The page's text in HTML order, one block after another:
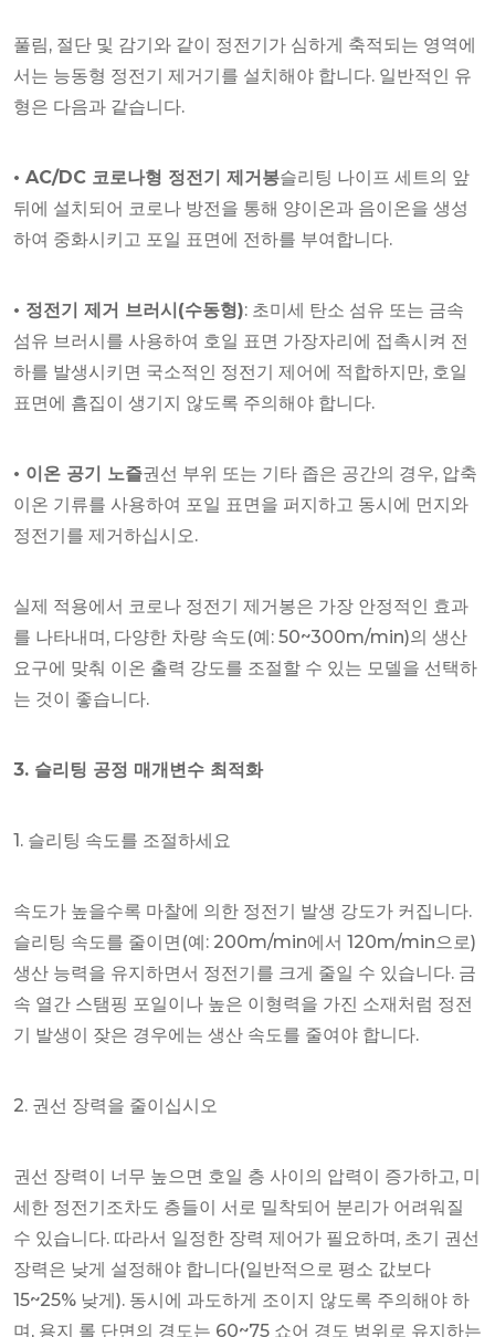
풀림, 절단 및 감기와 같이 정전기가 심하게 축적되는 영역에
서는 능동형 정전기 제거기를 설치해야 합니다. 일반적인 유
형은 다음과 같습니다.
• AC/DC 코로나형 정전기 제거봉슬리팅 나이프 세트의 앞
뒤에 설치되어 코로나 방전을 통해 양이온과 음이온을 생성
하여 중화시키고 포일 표면에 전하를 부여합니다.
• 정전기 제거 브러시(수동형): 초미세 탄소 섬유 또는 금속
섬유 브러시를 사용하여 호일 표면 가장자리에 접촉시켜 전
하를 발생시키면 국소적인 정전기 제어에 적합하지만, 호일
표면에 흠집이 생기지 않도록 주의해야 합니다.
• 이온 공기 노즐권선 부위 또는 기타 좁은 공간의 경우, 압축
이온 기류를 사용하여 포일 표면을 퍼지하고 동시에 먼지와
정전기를 제거하십시오.
실제 적용에서 코로나 정전기 제거봉은 가장 안정적인 효과
를 나타내며, 다양한 차량 속도(예: 50~300m/min)의 생산
요구에 맞춰 이온 출력 강도를 조절할 수 있는 모델을 선택하
는 것이 좋습니다.
3. 슬리팅 공정 매개변수 최적화
1. 슬리팅 속도를 조절하세요
속도가 높을수록 마찰에 의한 정전기 발생 강도가 커집니다.
슬리팅 속도를 줄이면(예: 200m/min에서 120m/min으로)
생산 능력을 유지하면서 정전기를 크게 줄일 수 있습니다. 금
속 열간 스탬핑 포일이나 높은 이형력을 가진 소재처럼 정전
기 발생이 잦은 경우에는 생산 속도를 줄여야 합니다.
2. 권선 장력을 줄이십시오
권선 장력이 너무 높으면 호일 층 사이의 압력이 증가하고, 미
세한 정전기조차도 층들이 서로 밀착되어 분리가 어려워질
수 있습니다. 따라서 일정한 장력 제어가 필요하며, 초기 권선
장력은 낮게 설정해야 합니다(일반적으로 평소 값보다
15~25% 낮게). 동시에 과도하게 조이지 않도록 주의해야 하
며, 용지 롤 단면의 경도는 60~75 쇼어 경도 범위로 유지하는